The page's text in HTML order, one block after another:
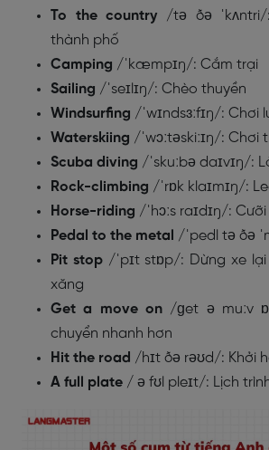
To the country
/tə ðə ˈkʌntri/
thành phố
Camping /ˈkæmpɪŋ/: Cắm trại
Sailing /ˈseɪlɪŋ/: Chèo thuyền
Windsurfing /ˈwɪndsɜːfɪŋ/: Chơi
Waterskiing /ˈwɔːtəskiːɪŋ/: Chơi
Scuba diving /ˈskuːbə daɪvɪŋ/:
Rock-climbing /ˈrɒk klaɪmɪŋ/:
Horse-riding /ˈhɔːs raɪdɪŋ/:
Pedal to the metal /ˈpedl tə ðə
Pit stop /ˈpɪt stɒp/: Dừng xe
xăng
Get a move on /ɡet ə muːv
chuyển nhanh hơn
Hit the road /hɪt ðə rəʊd/: Khởi
A full plate / ə fʊl pleɪt/: Lịch